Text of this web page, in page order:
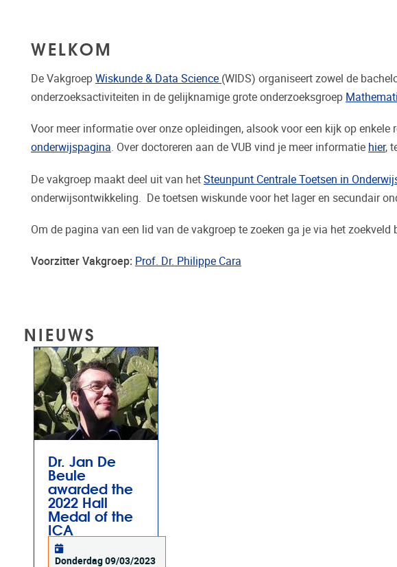
WELKOM
De Vakgroep Wiskunde & Data Science (WIDS) organiseert zowel de
onderzoeksactiviteiten in de gelijknamige grote onderzoeksgroep
Voor meer informatie over onze opleidingen, alsook voor een kijk op
onderwijspagina. Over doctoreren aan de VUB vind je meer informatie hier,
De vakgroep maakt deel uit van het Steunpunt Centrale Toetsen in
onderwijsontwikkeling. De toetsen wiskunde voor het lager en secundair
Om de pagina van een lid van de vakgroep te zoeken ga je via het
Voorzitter Vakgroep: Prof. Dr. Philippe Cara
NIEUWS
Dr. Jan De
Beule
awarded the
2022 Hall
Medal of the
ICA
Donderdag 09/03/2023